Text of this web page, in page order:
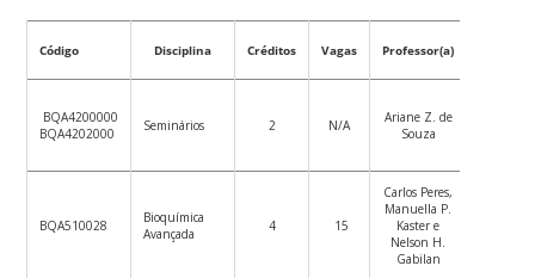
Código Disciplina Créditos Vagas Professor(a)
BQA4200000
BQA4202000
Seminários 2 N/A
Ariane Z. de
Souza
BQA510028
Bioquímica
Avançada
4 15
Carlos Peres,
Manuella P.
Kaster e
Nelson H.
Gabilan